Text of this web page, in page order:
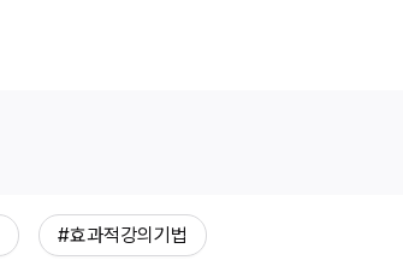
#효과적강의기법